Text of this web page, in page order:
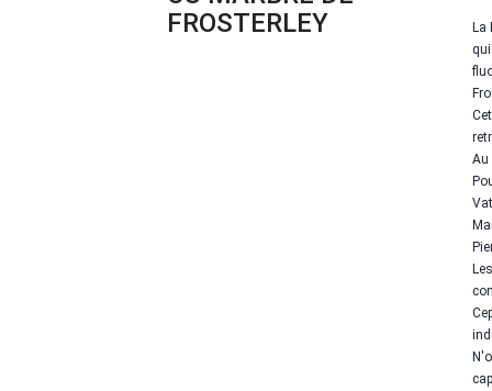
FROSTERLEY
La
Au